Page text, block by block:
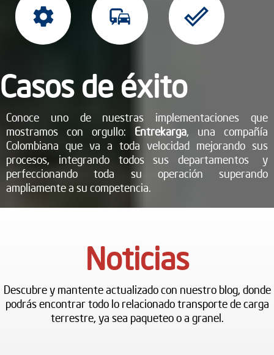
settings commute done_outline
Casos de éxito
Conoce uno de nuestras implementaciones que
mostramos con orgullo: Entrekarga , una compañía
Colombiana que va a toda velocidad mejorando sus
procesos, integrando todos sus departamentos y
perfeccionando toda su operación superando
ampliamente a su competencia.
Noticias
Descubre y mantente actualizado con nuestro blog, donde
podrás encontrar todo lo relacionado transporte de carga
terrestre, ya sea paqueteo o a granel.